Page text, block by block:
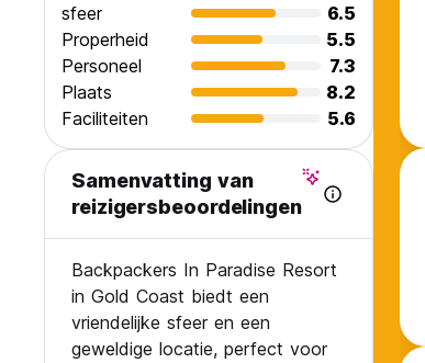
sfeer
6.5
Properheid
5.5
Personeel
7.3
Plaats
8.2
Faciliteiten
5.6
Samenvatting van
reizigersbeoordelingen
Backpackers In Paradise Resort
in Gold Coast biedt een
vriendelijke sfeer en een
geweldige locatie, perfect voor